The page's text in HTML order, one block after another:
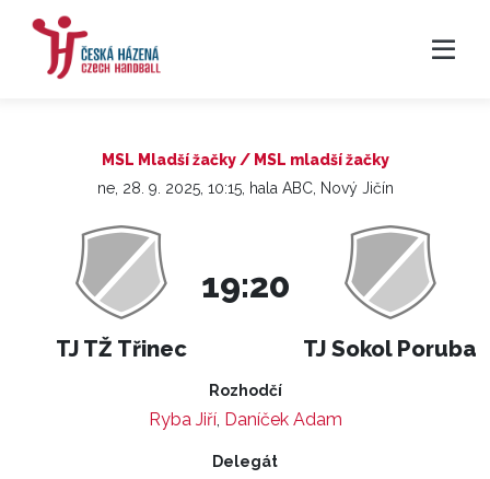
MSL Mladší žačky / MSL mladší žačky
ne, 28. 9. 2025, 10:15, hala ABC, Nový Jičín
TJ TŽ Třinec
19:20
TJ Sokol Poruba
Rozhodčí
Ryba Jiří, Daníček Adam
Delegát